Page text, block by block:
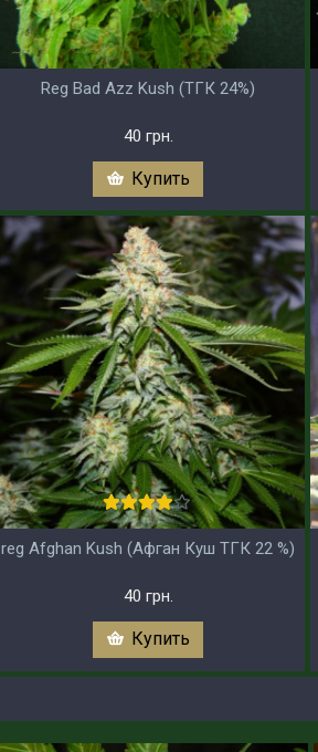
Reg Bad Azz Kush (ТГК 24%)
40 грн.
Купить
reg Afghan Kush (Афган Куш ТГК 22 %)
40 грн.
Купить